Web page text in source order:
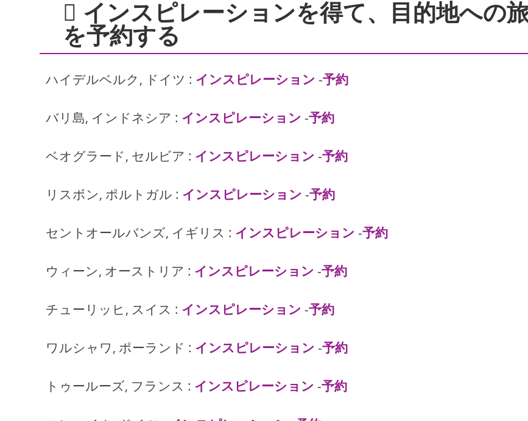
インスピレーションを得て、目的地への
を予約する
ハイデルベルク, ドイツ : インスピレーション -予約
バリ島, インドネシア : インスピレーション -予約
ベオグラード, セルビア : インスピレーション -予約
リスボン, ポルトガル : インスピレーション -予約
セントオールバンズ, イギリス : インスピレーション -予約
ウィーン, オーストリア : インスピレーション -予約
チューリッヒ, スイス : インスピレーション -予約
ワルシャワ, ポーランド : インスピレーション -予約
トゥールーズ, フランス : インスピレーション -予約